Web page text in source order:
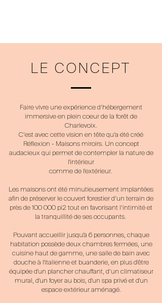
LE CONCEPT
Faire vivre une expérience d’hébergement
immersive en plein coeur de la forêt de
Charlevoix.
C’est avec cette vision en tête qu’a été créé
Réflexion - Maisons miroirs. Un concept
audacieux qui permet de contempler la nature de
l'intérieur
comme de l'extérieur.
Les maisons ont été minutieusement implantées
afin de préserver le couvert forestier d’un terrain de
près de 100 000 pi2 tout en favorisant l’intimité et
la tranquillité de ses occupants.
Pouvant accueillir jusqu'à 6 personnes, chaque
habitation possède deux chambres fermées, une
cuisine haut de gamme, une salle de bain avec
douche à l'italienne et buanderie, en plus d'être
équipée d'un plancher chauffant, d’un climatiseur
mural, d'un foyer au bois, d'un spa privé et d'un
espace extérieur aménagé.